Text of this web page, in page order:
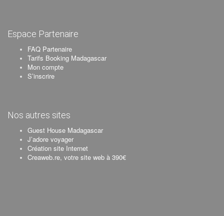
Espace Partenaire
FAQ Partenaire
Tarifs Booking Madagascar
Mon compte
S’inscrire
Nos autres sites
Guest House Madagascar
J’adore voyager
Création site Internet
Creaweb.re, votre site web à 390€